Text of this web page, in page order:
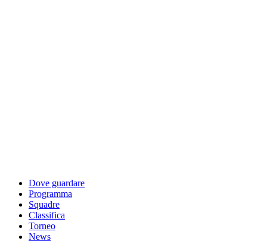
Dove guardare
Programma
Squadre
Classifica
Torneo
News